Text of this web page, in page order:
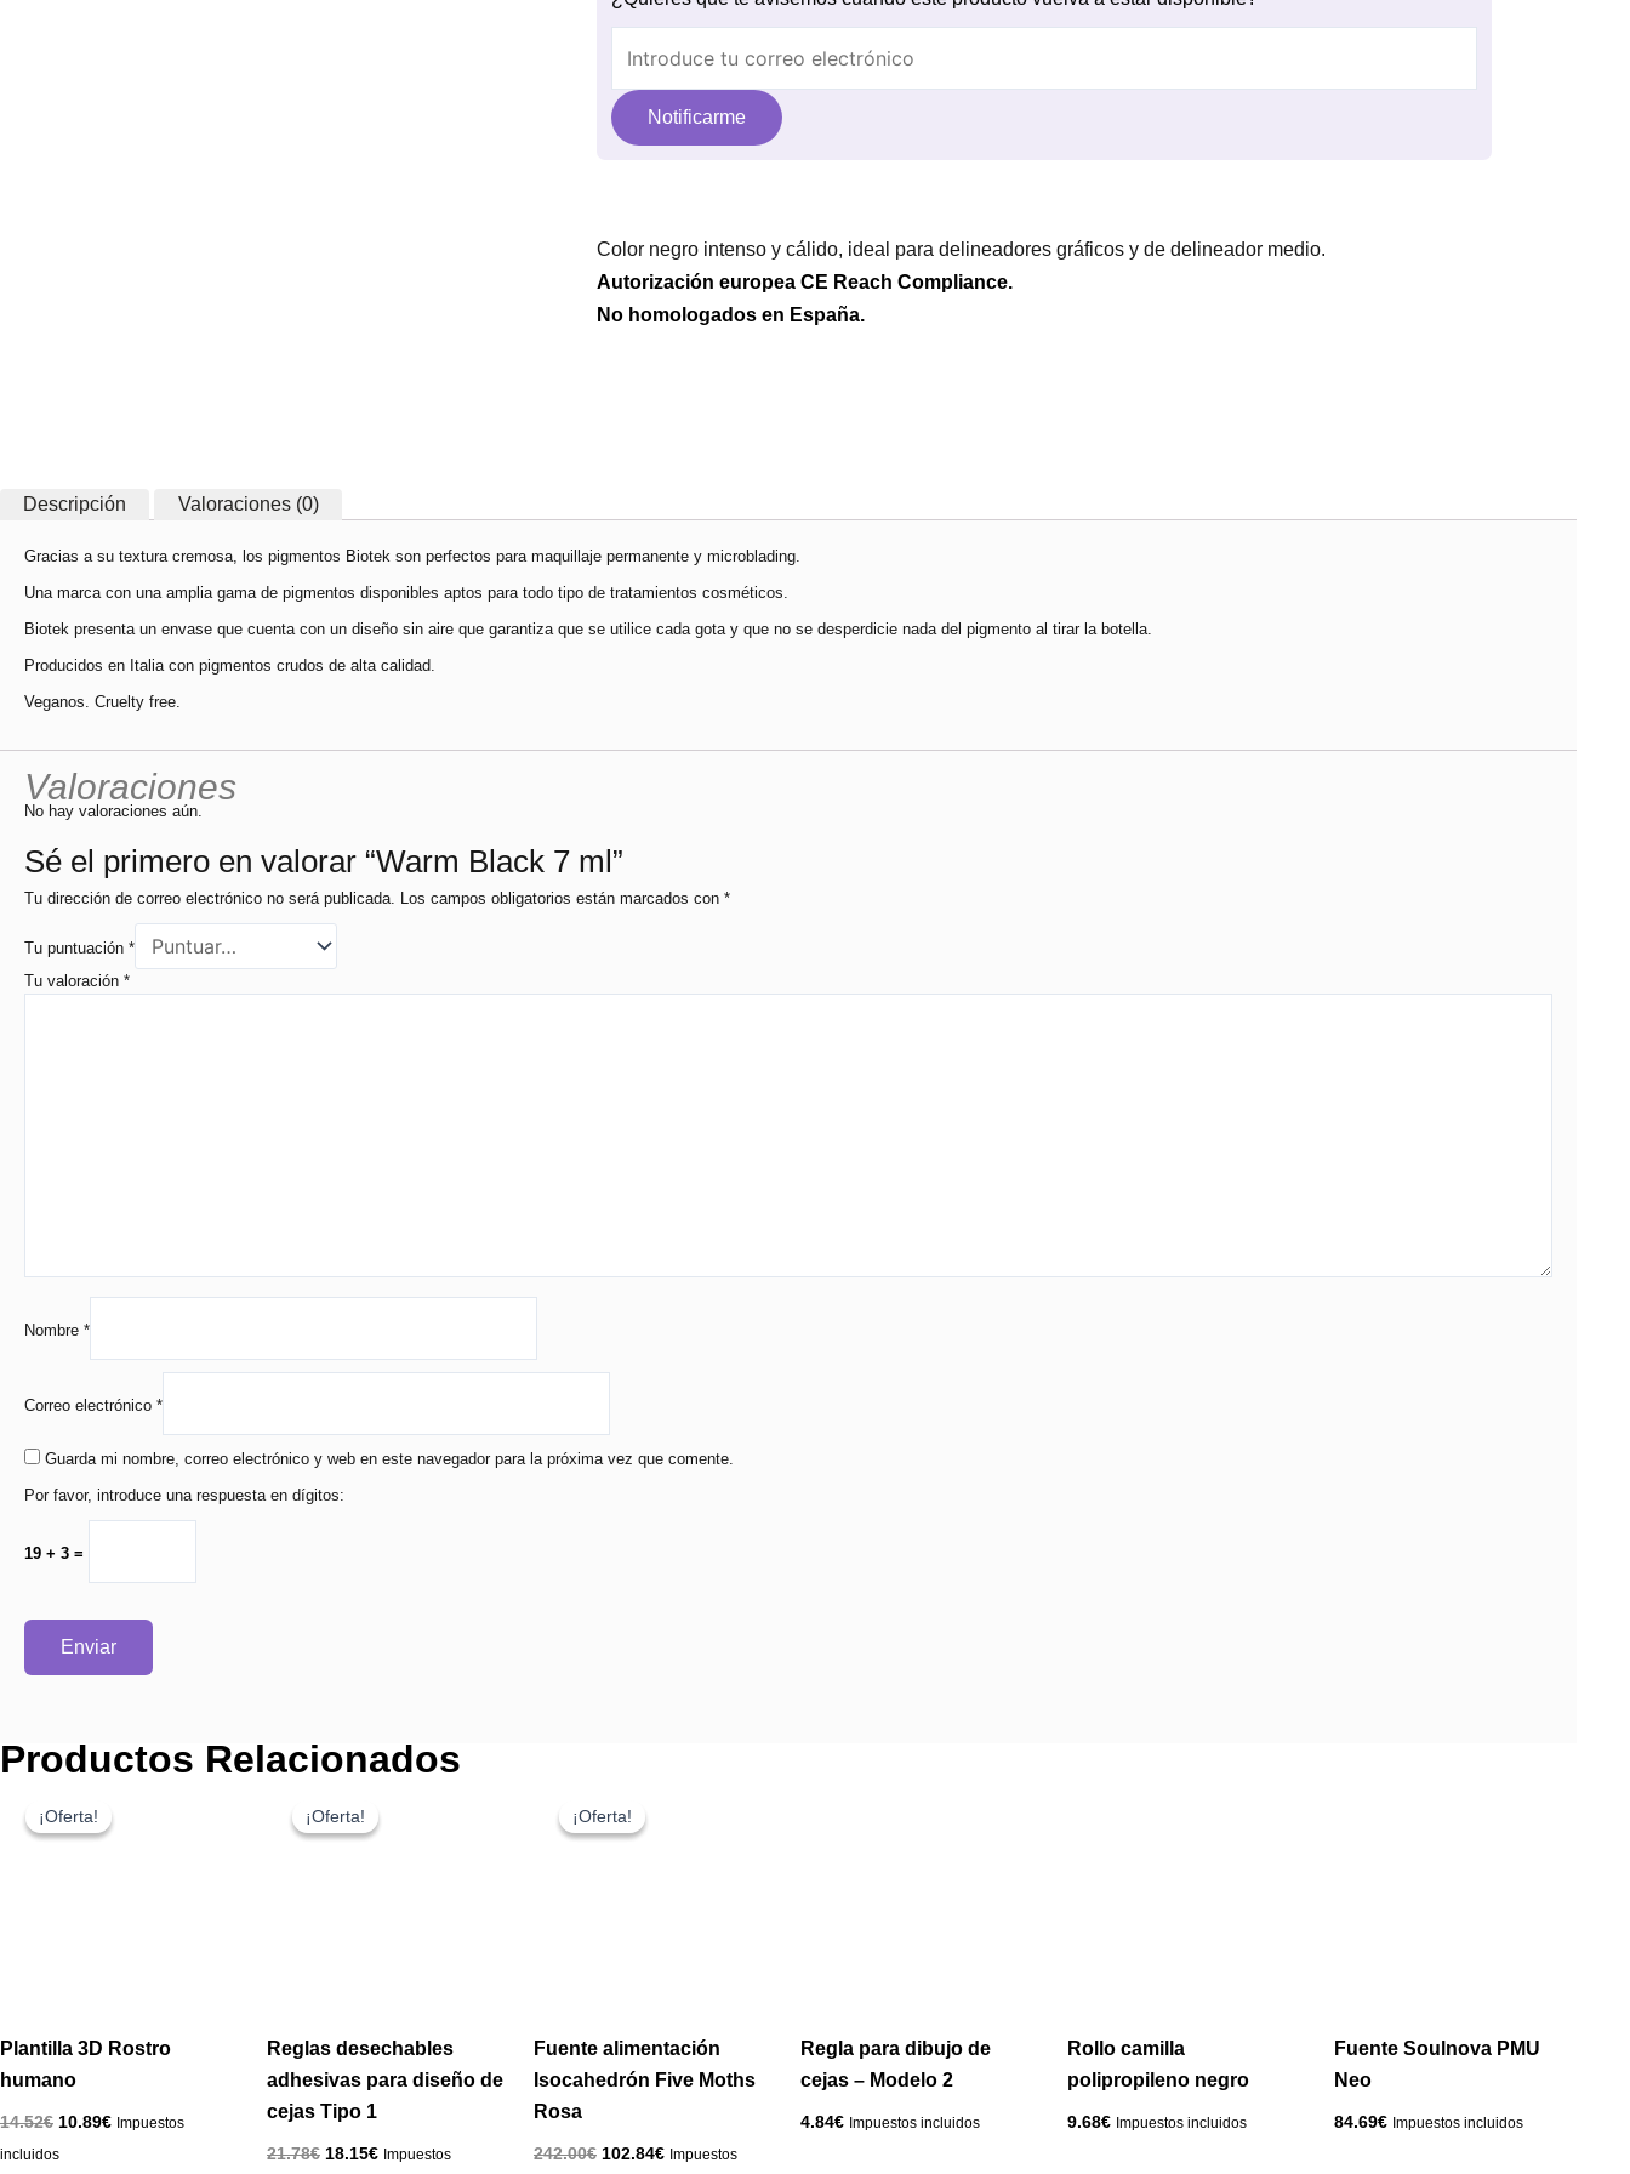
Notificarme
Color negro intenso y cálido, ideal para delineadores gráficos y de delineador medio.
Autorización europea CE Reach Compliance.
No homologados en España.
Descripción Valoraciones (0)
Gracias a su textura cremosa, los pigmentos Biotek son perfectos para maquillaje permanente y microblading.
Una marca con una amplia gama de pigmentos disponibles aptos para todo tipo de tratamientos cosméticos.
Biotek presenta un envase que cuenta con un diseño sin aire que garantiza que se utilice cada gota y que no se desperdicie nada del pigmento al tirar la botella.
Producidos en Italia con pigmentos crudos de alta calidad.
Veganos. Cruelty free.
Valoraciones
No hay valoraciones aún.
Sé el primero en valorar “Warm Black 7 ml”
Tu dirección de correo electrónico no será publicada. Los campos obligatorios están marcados con *
Tu puntuación *
Tu valoración *
Nombre *
Correo electrónico *
Guarda mi nombre, correo electrónico y web en este navegador para la próxima vez que comente.
Por favor, introduce una respuesta en dígitos:
19 + 3 =
Productos Relacionados
¡Oferta!
¡Oferta!
Plantilla 3D Rostro
humano
14.52€
precio
original
10.89€
actual
Impuestos
incluidos
¡Oferta!
¡Oferta!
Reglas desechables
adhesivas para diseño de
cejas Tipo 1
21.78€
precio
original
18.15€
actual
Impuestos
¡Oferta!
¡Oferta!
Fuente alimentación
Isocahedrón Five Moths
Rosa
242.00€
precio
original
102.84€ Impuestos
Regla para dibujo de
cejas – Modelo 2
4.84€ Impuestos incluidos
Rollo camilla
polipropileno negro
9.68€ Impuestos incluidos
Fuente Soulnova PMU
Neo
84.69€ Impuestos incluidos